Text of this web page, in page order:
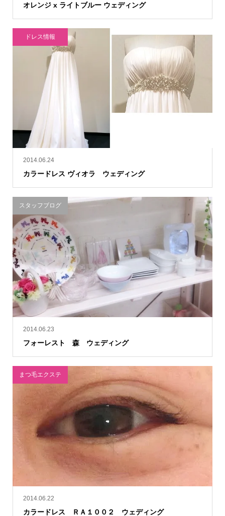
オレンジ x ライトブルー ウェディング
2014.06.24
カラードレス ヴィオラ ウェディング
ドレス情報
2014.06.23
フォーレスト 森 ウェディング
スタッフブログ
2014.06.22
カラードレス ＲＡ１００２ ウェディング
まつ毛エクステ